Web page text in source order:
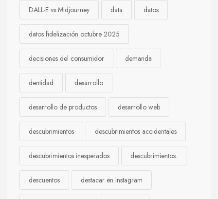
DALL·E vs Midjourney data datos
datos fidelización octubre 2025
decisiones del consumidor demanda
dentidad desarrollo
desarrollo de productos desarrollo web
descubrimientos descubrimientos accidentales
descubrimientos inesperados descubrimientos.
descuentos destacar en Instagram